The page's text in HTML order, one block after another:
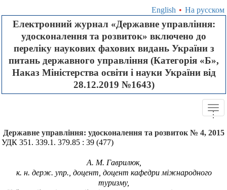
English • На русском
Електронний журнал «Державне управління:
удосконалення та розвиток» включено до
переліку наукових фахових видань України з
питань державного управління (Категорія «Б»,
Наказ Міністерства освіти і науки України від
28.12.2019 №1643)
...
Державне управління: удосконалення та розвиток № 4, 2015
УДК 351. 339.1 . 379.85 : 39 (477)
А. М. Гаврилюк,
к. н. держ. упр., доцент, доцент кафедри міжнародного
туризму,